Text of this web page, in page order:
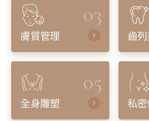
03
膚質管理 齒
05
全身雕塑 私